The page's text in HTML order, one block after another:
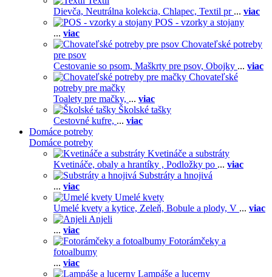
Dievča, Neutrálna kolekcia, Chlapec, Textil pr ... viac
POS - vzorky a stojany
... viac
Chovateľské potreby
pre psov
Cestovanie so psom, Maškrty pre psov, Obojky ... viac
Chovateľské
potreby pre mačky
Toalety pre mačky, ... viac
Školské tašky
Cestovné kufre, ... viac
Domáce potreby
Domáce potreby
Kvetináče a substráty
Kvetináče, obaly a hrantíky , Podložky po ... viac
Substráty a hnojivá
... viac
Umelé kvety
Umelé kvety a kytice, Zeleň, Bobule a plody, V ... viac
Anjeli
... viac
Fotorámčeky a
fotoalbumy
... viac
Lampáše a lucerny